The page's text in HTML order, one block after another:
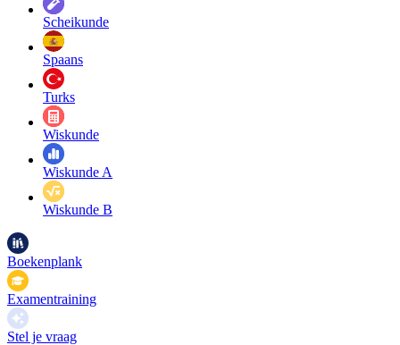
Scheikunde
Spaans
Turks
Wiskunde
Wiskunde A
Wiskunde B
Boekenplank
Examentraining
Stel je vraag